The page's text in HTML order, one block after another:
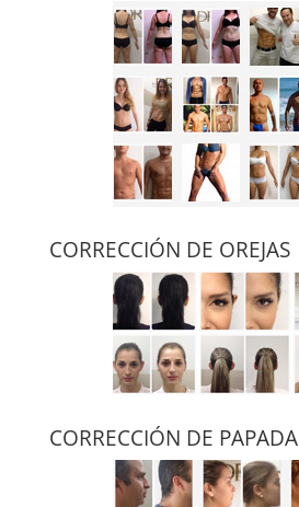
CORRECCIÓN DE OREJAS
CORRECCIÓN DE PAPADA